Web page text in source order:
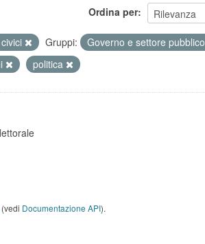
Ordina per
Gruppi:
Governo e settore pubblico
politica
(vedi Documentazione API).